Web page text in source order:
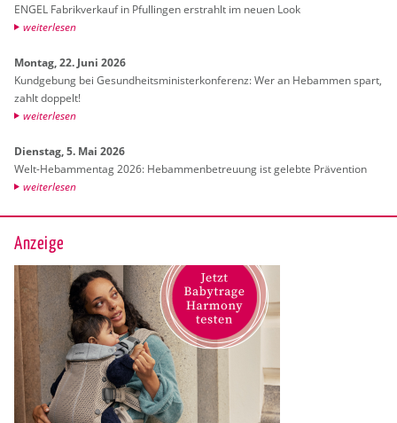
ENGEL Fa­brik­ver­kauf in Pful­lin­gen er­strahlt im neuen Look
wei­ter­le­sen
Mon­tag, 22. Juni 2026
Kund­ge­bung bei Ge­sund­heits­mi­nis­ter­kon­fe­renz: Wer an Heb­am­men spart,
zahlt dop­pelt!
wei­ter­le­sen
Diens­tag, 5. Mai 2026
Welt-Heb­am­men­tag 2026: Heb­am­men­be­treu­ung ist ge­leb­te Prä­ven­ti­on
wei­ter­le­sen
Anzeige